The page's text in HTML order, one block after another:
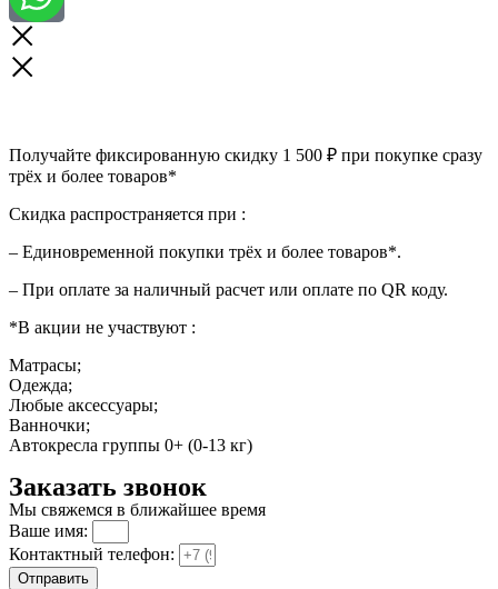
Получайте фиксированную скидку 1 500 ₽ при покупке сразу
трёх и более товаров*
Скидка распространяется при :
– Единовременной покупки трёх и более товаров*.
– При оплате за наличный расчет или оплате по QR коду.
*В акции не участвуют :
Матрасы;
Одежда;
Любые аксессуары;
Ванночки;
Автокресла группы 0+ (0-13 кг)
Заказать звонок
Мы свяжемся в ближайшее время
Ваше имя:
Контактный телефон:
Отправить